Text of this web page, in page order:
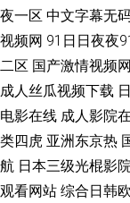
航 97一级影院 国产
文字幕网站大全 欧美
99色导航 第一导航福
放自己 中日韩伦日幕
草 欧美色综合新网址
夜一区 中文字幕无
视频网 91日日夜夜
二区 国产激情视频
成人丝瓜视频下载
电影在线 成人影院
类四虎 亚洲东京热
航 日本三级光棍影
观看网站 综合日韩